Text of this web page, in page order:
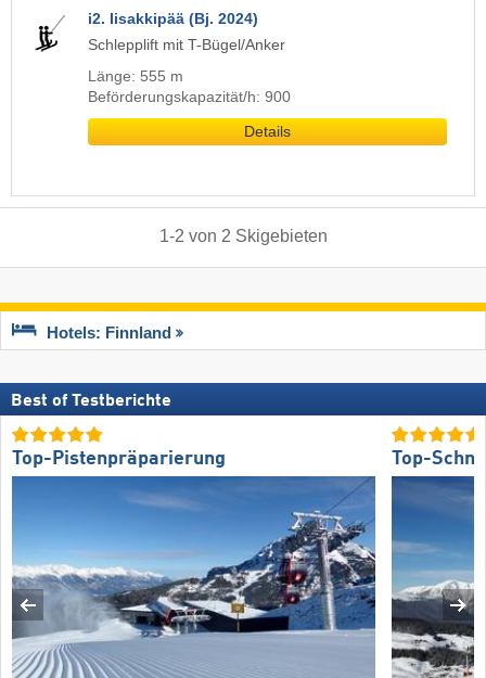
i2. Iisakkipää (Bj. 2024)
Schlepplift mit T-Bügel/Anker
Länge: 555 m
Beförderungskapazität/h: 900
Details
1-2 von 2 Skigebieten
Hotels: Finnland
Best of Testberichte
Top-Pistenpräparierung Top-